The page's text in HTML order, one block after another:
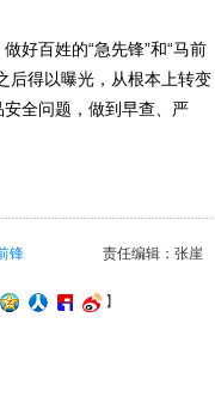
好百姓的“急先锋”和“马前
后得以曝光，从根本上转变
全问题，做到早查、严
责任编辑：张崖
锋
】